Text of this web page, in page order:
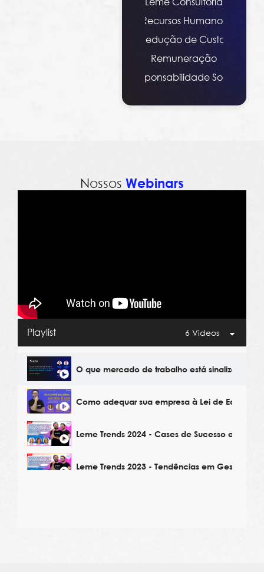
Recursos Humanos
Redução de Custos
Remuneração
Responsabilidade Social
Nossos Webinars
Playlist 6 Videos
O que mercado de trabalho está sinalizando
Como adequar sua empresa à Lei de
Leme Trends 2024 - Cases de Sucesso em
Leme Trends 2023 - Tendências em Gestão de